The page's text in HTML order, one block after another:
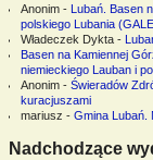
Anonim- Lubań. Basen
polskiego Lubania
Władeczek Dykta-
Basen na Kamiennej
niemieckiego Lauban i
Anonim- Świeradów
kuracjuszami
mariusz - Gmina Lubań.
Nadchodzące